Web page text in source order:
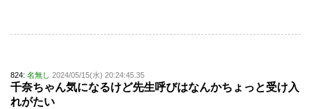
824: 名無し 2024/05/15(水) 20:24:45.35
千奈ちゃん気になるけど先生呼びはなんかちょっと受け入
れがたい